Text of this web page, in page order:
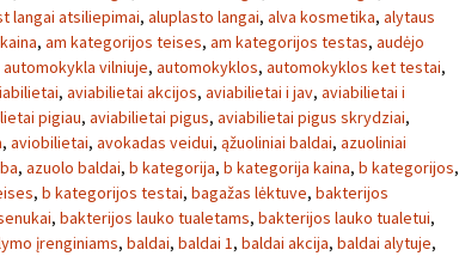
langai atsiliepimai, aluplasto langai, alva kosmetika, alytaus
, am kategorijos teises, am kategorijos testas, audėjo
automokykla vilniuje, automokyklos, automokyklos ket testai,
, aviabilietai akcijos, aviabilietai i jav, aviabilietai i
pigiau, aviabilietai pigus, aviabilietai pigus skrydziai,
, aviobilietai, avokadas veidui, ąžuoliniai baldai, azuoliniai
, azuolo baldai, b kategorija, b kategorija kaina, b kategorijos,
, b kategorijos testai, bagažas lėktuve, bakterijos
, bakterijos lauko tualetams, bakterijos lauko tualetui,
įrenginiams, baldai, baldai 1, baldai akcija, baldai alytuje,